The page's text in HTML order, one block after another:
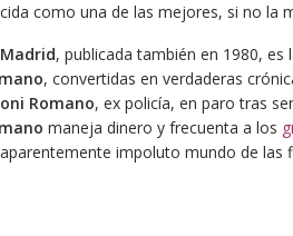
como una de las mejores, si no la
, publicada también en 1980,
, convertidas en verdaderas
Romano, ex policía, en paro tras
maneja dinero y frecuenta a los
impoluto mundo de las